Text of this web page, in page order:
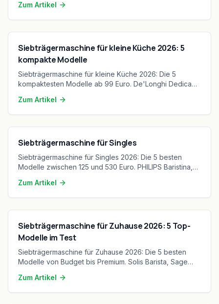
Dauerbetrieb und Teams.
Zum Artikel
Siebträgermaschine für kleine Küche 2026: 5
kompakte Modelle
Siebträgermaschine für kleine Küche 2026: Die 5
kompaktesten Modelle ab 99 Euro. De'Longhi Dedica
Aufheizzeiten.
Zum Artikel
Siebträgermaschine für Singles
Siebträgermaschine für Singles 2026: Die 5 besten
Modelle zwischen 125 und 530 Euro. PHILIPS Baristina,
Solo-Haushalte.
Zum Artikel
Siebträgermaschine für Zuhause 2026: 5 Top-
Modelle im Test
Siebträgermaschine für Zuhause 2026: Die 5 besten
Modelle von Budget bis Premium. Solis Barista, Sage
Zum Artikel